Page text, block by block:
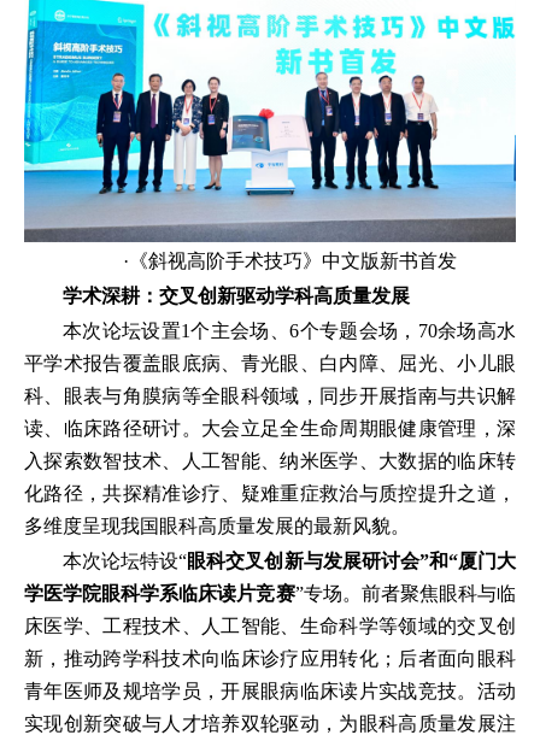
·《斜视高阶手术技巧》中文版新书首发
学术深耕：交叉创新驱动学科高质量发展
本次论坛设置1个主会场、6个专题会场，70余场高水
平学术报告覆盖眼底病、青光眼、白内障、屈光、小儿眼
科、眼表与角膜病等全眼科领域，同步开展指南与共识解
读、临床路径研讨。大会立足全生命周期眼健康管理，深
入探索数智技术、人工智能、纳米医学、大数据的临床转
化路径，共探精准诊疗、疑难重症救治与质控提升之道，
多维度呈现我国眼科高质量发展的最新风貌。
本次论坛特设“眼科交叉创新与发展研讨会”和“厦门大
学医学院眼科学系临床读片竞赛”专场。前者聚焦眼科与临
床医学、工程技术、人工智能、生命科学等领域的交叉创
新，推动跨学科技术向临床诊疗应用转化；后者面向眼科
青年医师及规培学员，开展眼病临床读片实战竞技。活动
实现创新突破与人才培养双轮驱动，为眼科高质量发展注